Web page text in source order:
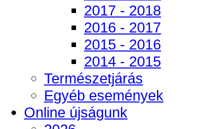
2017 - 2018
2016 - 2017
2015 - 2016
2014 - 2015
Természetjárás
Egyéb események
Online újságunk